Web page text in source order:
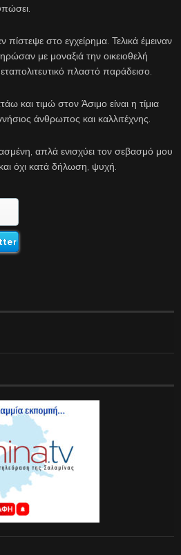
πίστεψε στο εγχείρημα. Τελικά έμειναν
με μοναξιά την οικειοθελή
πλαστό παράδεισο.
και τιμώ στον Άσιμο είναι η τίμια
άνθρωπος και καλλιτέχνης.
απλά ενισχύει τον σεβασμό μου
όχι κατά δήλωση, ψυχή.